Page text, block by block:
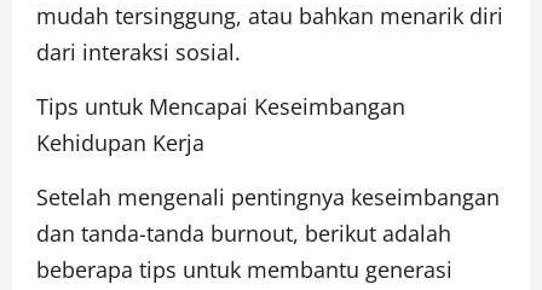
mudah tersinggung, atau bahkan menarik diri
dari interaksi sosial.
Tips untuk Mencapai Keseimbangan
Kehidupan Kerja
Setelah mengenali pentingnya keseimbangan
dan tanda-tanda burnout, berikut adalah
beberapa tips untuk membantu generasi